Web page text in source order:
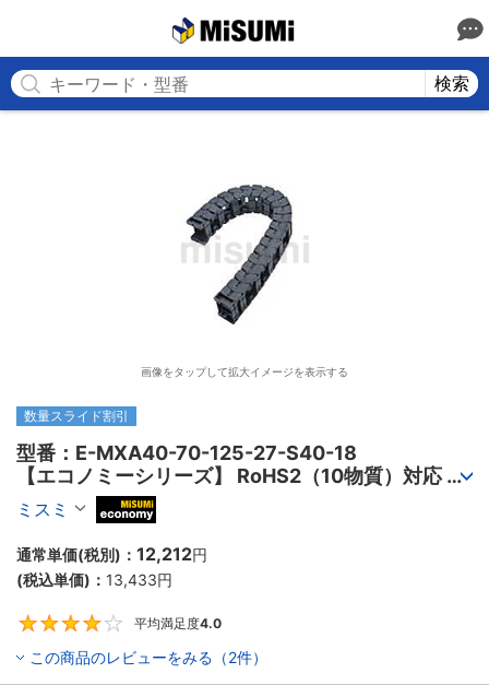
検索
画像をタップして拡大イメージを表示する
数量スライド割引
型番：E-MXA40-70-125-27-S40-18
【エコノミーシリーズ】 RoHS2（10物質）対応 ケ
ーブルキャリア 低発塵・低騒音タイプ
ミスミ
通常単価(税別)： 12,212円
(税込単価)： 13,433円
平均満足度4.0
この商品のレビューをみる（2件）